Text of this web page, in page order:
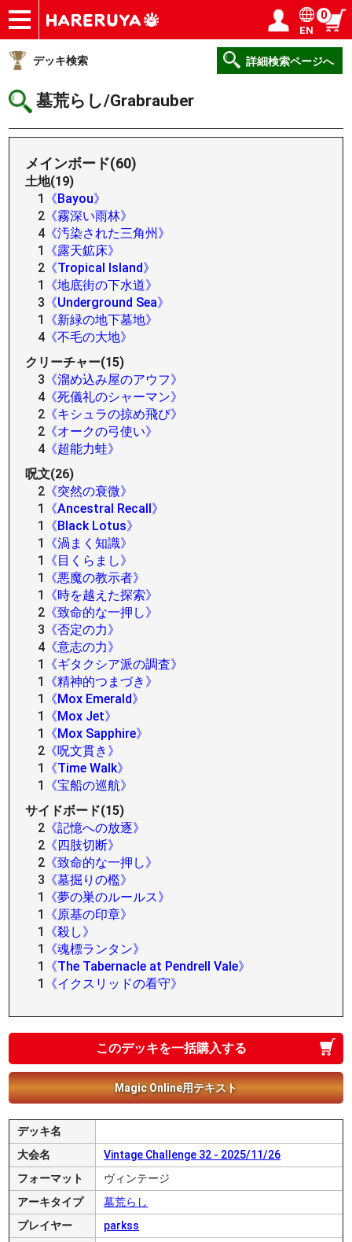
ショップ
買取
記事
デッキ検索
デッキ構築
選手一覧
店舗一覧
イベント
ヘルプ
お問い合わせ ログイン／会員登録
EN
0
デッキ検索 詳細検索ページへ
墓荒らし/Grabrauber
メインボード(60)
土地(19)
1
《Bayou》
2 《霧深い雨林》
4 《汚染された三角州》
1
《露天鉱床》
2 《Tropical Island》
1
《地底街の下水道》
3 《Underground Sea》
1
《新緑の地下墓地》
4 《不毛の大地》
クリーチャー(15)
3 《溜め込み屋のアウフ》
4 《死儀礼のシャーマン》
2 《キシュラの掠め飛び》
2 《オークの弓使い》
4 《超能力蛙》
呪文(26)
2 《突然の衰微》
1
《Ancestral Recall》
1
《Black Lotus》
1
《渦まく知識》
1
《目くらまし》
1
《悪魔の教示者》
1
《時を越えた探索》
2 《致命的な一押し》
3 《否定の力》
4 《意志の力》
1
《ギタクシア派の調査》
1
《精神的つまづき》
1
《Mox Emerald》
1
《Mox Jet》
1
《Mox Sapphire》
2 《呪文貫き》
1
《Time Walk》
1
《宝船の巡航》
サイドボード(15)
2 《記憶への放逐》
2 《四肢切断》
2 《致命的な一押し》
3 《墓掘りの檻》
1
《夢の巣のルールス》
1
《原基の印章》
1
《殺し》
1
《魂標ランタン》
1
《The Tabernacle at Pendrell Vale》
1
《イクスリッドの看守》
このデッキを一括購入する
Magic Online用テキスト
デッキ名
大会名
Vintage Challenge 32 - 2025/11/26
フォーマット
ヴィンテージ
アーキタイプ
墓荒らし
プレイヤー
parkss